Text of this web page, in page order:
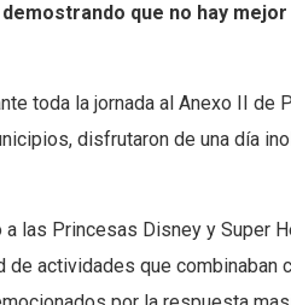
que no hay
toda la jornada al Anexo II
disfrutaron de una día
las Princesas Disney y Super
actividades que